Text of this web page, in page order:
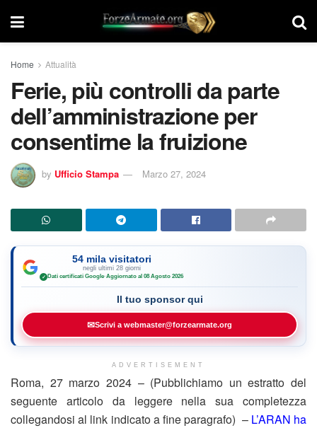
Home Attualità
Ferie, più controlli da parte
dell’amministrazione per
consentirne la fruizione
by Ufficio Stampa Marzo 27, 2024
54 mila visitatori
negli ultimi 28 giorni
✓ Dati certificati Google·Aggiornato al 08 Agosto 2026
Il tuo sponsor qui
✉Scrivi a webmaster@forzearmate.org
ADVERTISEMENT
Roma, 27 marzo 2024 – (Pubblichiamo un estratto del
seguente articolo da leggere nella sua completezza
collegandosi al link indicato a fine paragrafo) – L’ARAN ha